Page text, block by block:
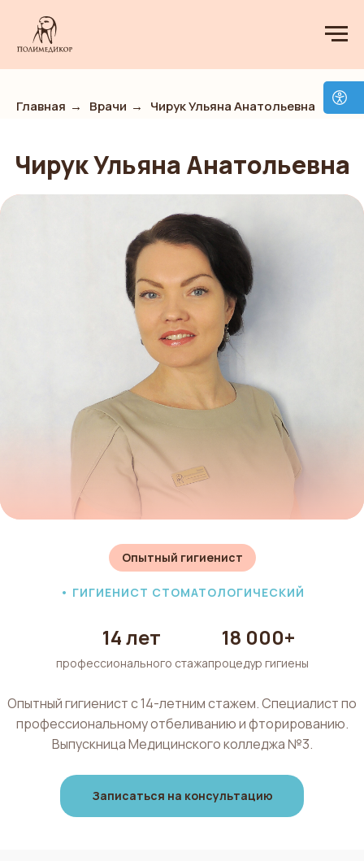
Главная → Врачи → Чирук Ульяна Анатольевна
Опытный гигиенист
Чирук Ульяна Анатольевна
• ГИГИЕНИСТ СТОМАТОЛОГИЧЕСКИЙ
14 лет
профессионального стажа
18 000+
процедур гигиены
Опытный гигиенист с 14-летним стажем. Специалист по
профессиональному отбеливанию и фторированию.
Выпускница Медицинского колледжа №3.
Записаться на консультацию